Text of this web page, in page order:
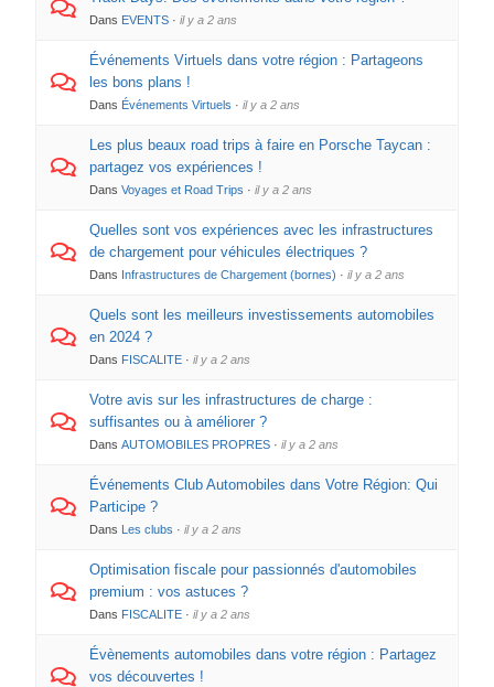
Dans EVENTS ·il y a 2 ans
Événements Virtuels dans votre région : Partageons
les bons plans !
Dans Événements Virtuels ·il y a 2 ans
Les plus beaux road trips à faire en Porsche Taycan :
partagez vos expériences !
DansVoyages et Road Trips ·il y a 2 ans
Quelles sont vos expériences avec les infrastructures
de chargement pour véhicules électriques ?
Dans Infrastructures de Chargement (bornes) ·il y a 2 ans
Quels sont les meilleurs investissements automobiles
en 2024 ?
Dans FISCALITE ·il y a 2 ans
Votre avis sur les infrastructures de charge :
suffisantes ou à améliorer ?
DansAUTOMOBILES PROPRES ·il y a 2 ans
Événements Club Automobiles dans Votre Région: Qui
Participe ?
Dans Les clubs ·il y a 2 ans
Optimisation fiscale pour passionnés d'automobiles
premium : vos astuces ?
Dans FISCALITE ·il y a 2 ans
Évènements automobiles dans votre région : Partagez
vos découvertes !